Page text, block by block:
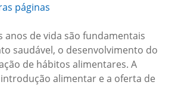
páginas
anos de vida são fundamentais
saudável, o desenvolvimento do
de hábitos alimentares. A
alimentar e a oferta de